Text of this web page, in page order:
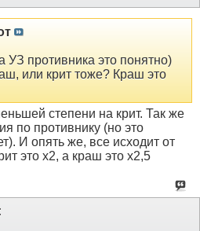
УЗ противника это понятно)
или крит тоже? Краш это
степени на крит. Так же
по противнику (но это
И опять же, все исходит от
это х2, а краш это х2,5